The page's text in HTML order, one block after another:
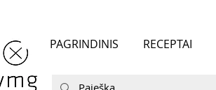
PAGRINDINIS RECEPTAI